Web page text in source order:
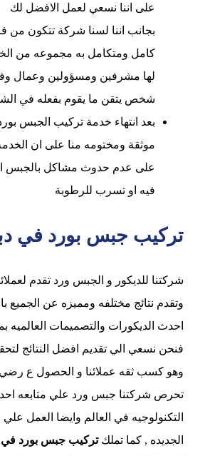
على اننا نسعي لعمل الافضل لك
بجانب اننا لسنا شركة تتكون من
كامل ومتكامل به مجموعه من
لها مشرفين ومسؤولين وعمال
شخص يتقن ما يقوم بفعله في
بعد انتهاء خدمة تركيب الجبس
موثقة ومختومه منا على ان
على عدم حدوث مشاكل بالجبس
فيه او تسرب للرطوبة
تركيب جبس بورد في
شركتنا للديكور و الجبس ورد تقدم
وتقدم نتائج مختلفه ومميزه عن الجميع
احدث الديكورات والتصميمات العالميه
فنحن نسعي الي تقديم افضل النتائج
وهو كسب ثقه عملائنا و الحصول ع رضي
تحرص شركتنا جبس ورد علي متابعه
التكنولوجيه في العالم وايضا العمل
الجديده , كما تملكتركيب جبس بورد في